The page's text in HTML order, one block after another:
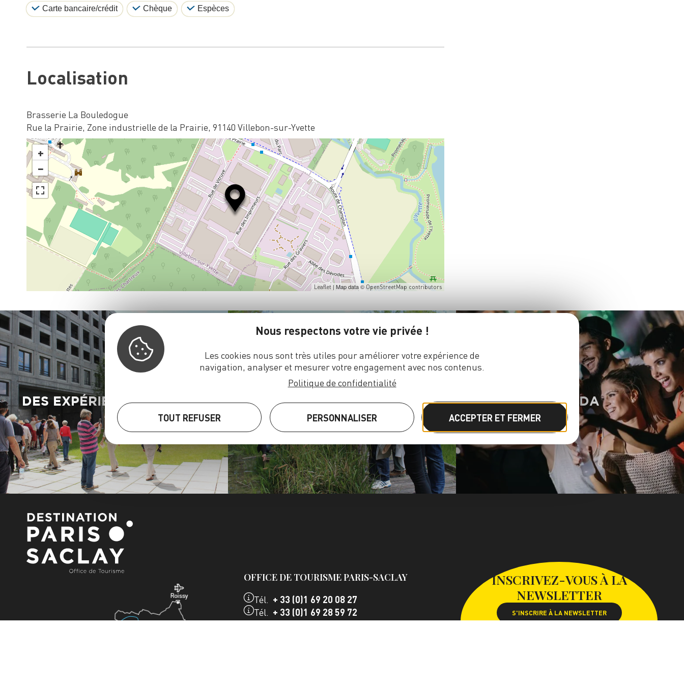
Carte bancaire/crédit Chèque Espèces
Localisation
Brasserie La Bouledogue
Rue la Prairie, Zone industrielle de la Prairie, 91140 Villebon-sur-Yvette
+
−
Leaflet | Map data ©OpenStreetMap contributors
DES EXPÉRIENCES À VIVRE JE RÉSERVE MA VISITE AGENDA
OFFICE DE TOURISME PARIS-SACLAY
Tél. + 33 (0)1 69 20 08 27
Tél. + 33 (0)1 69 28 59 72
INSCRIVEZ-VOUS À LA
NEWSLETTER
S'INSCRIRE À LA NEWSLETTER
Nous respectons votre vie privée !
Les cookies nous sont très utiles pour améliorer votre expérience de
navigation, analyser et mesurer votre engagement avec nos contenus.
Politique de confidentialité
ACCEPTER ET FERMER
PERSONNALISER
TOUT REFUSER